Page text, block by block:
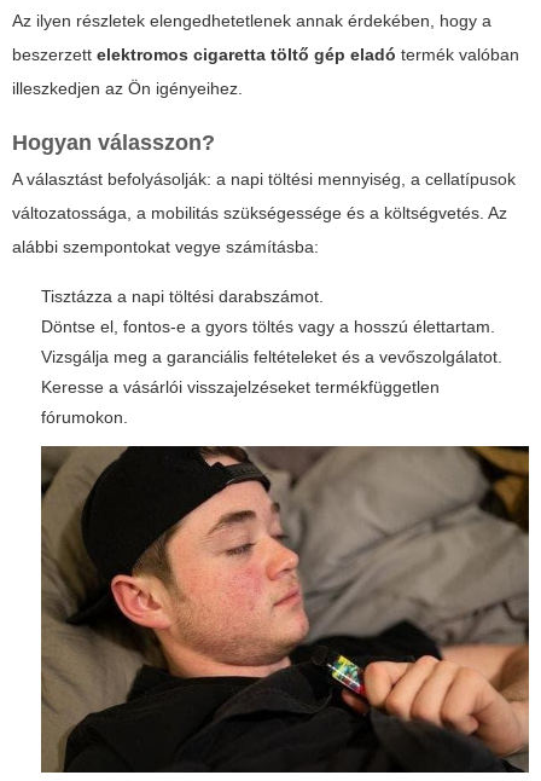
Az ilyen részletek elengedhetetlenek annak érdekében, hogy a
beszerzett elektromos cigaretta töltő gép eladó termék valóban
illeszkedjen az Ön igényeihez.
Hogyan válasszon?
A választást befolyásolják: a napi töltési mennyiség, a cellatípusok
változatossága, a mobilitás szükségessége és a költségvetés. Az
alábbi szempontokat vegye számításba:
Tisztázza a napi töltési darabszámot.
Döntse el, fontos-e a gyors töltés vagy a hosszú élettartam.
Vizsgálja meg a garanciális feltételeket és a vevőszolgálatot.
Keresse a vásárlói visszajelzéseket termékfüggetlen
fórumokon.